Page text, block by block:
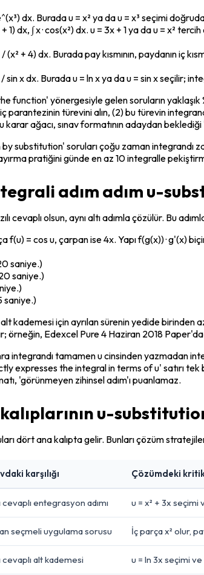
e^(x³) dx. Burada u = x² ya da u = x³ seçimi
+ 1) dx, ∫ x · cos(x²) dx. u = 3x + 1 ya da u = x²
/ (x² + 4) dx. Burada pay kısmının, paydanın iç
/ sin x dx. Burada u = ln x ya da u = sin x seçilir;
function' yönergesiyle gelen soruların
parantezinin türevini alın, (2) bu türevin
ağacı, sınav formatının adaydan beklediği
substitution' soruları çoğu zaman integrandı
pratiğini günde en az 10 integralle
adım adım u-
olsun, aynı altı adımla çözülür. Bu
f(u) = cos u, çarpan ise 4x. Yapı f(g(x)) · g'(x)
saniye.)
saniye.)
saniye.)
kademesi için ayrılan sürenin yedide
örneğin, Edexcel Pure 4 Haziran 2018
integrandı tamamen u cinsinden yazmadan
expresses the integral in terms of u' satırı tek
'görünmeyen zihinsel adım'ı puanlamaz.
u-
dört ana kalıpta gelir. Bunları çözüm
karşılığı Çözümdeki
cevaplı entegrasyon adımı u = x² + 3x seçimi
seçmeli uygulama sorusu İç parça x² olur,
cevaplı alt kademesi u = ln 3x seçimi